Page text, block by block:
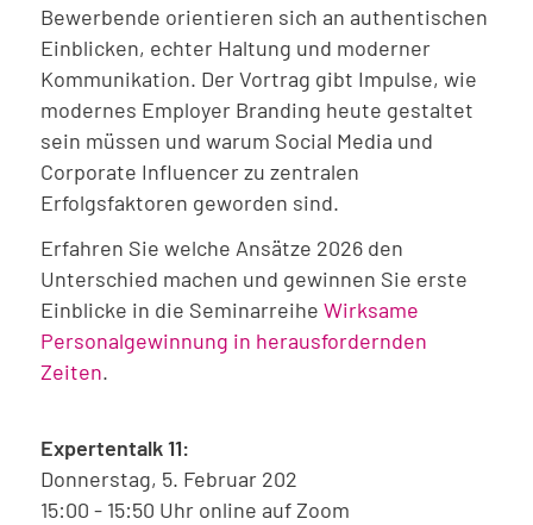
Bewerbende orientieren sich an authentischen
Einblicken, echter Haltung und moderner
Kommunikation. Der Vortrag gibt Impulse, wie
modernes Employer Branding heute gestaltet
sein müssen und warum Social Media und
Corporate Influencer zu zentralen
Erfolgsfaktoren geworden sind.
Erfahren Sie welche Ansätze 2026 den
Unterschied machen und gewinnen Sie erste
Einblicke in die SeminarreiheWirksame
Personalgewinnung in herausfordernden
Zeiten.
Expertentalk 11:
Donnerstag, 5. Februar 202
15:00 - 15:50 Uhr online auf Zoom